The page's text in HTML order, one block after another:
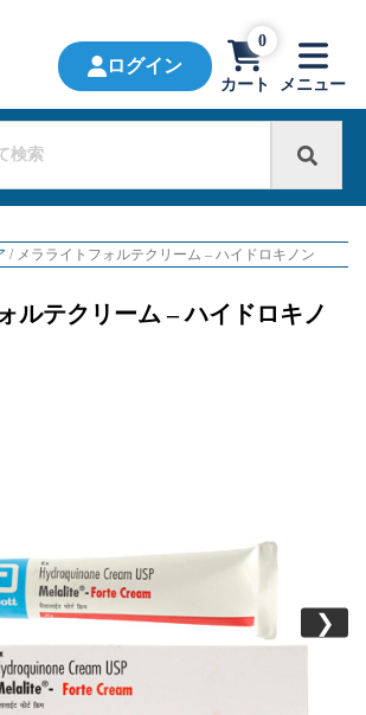
ログイン
カート
0
メニュー
/ メラライトフォルテクリーム – ハイドロキノン
ルテクリーム – ハイドロキノ
❯